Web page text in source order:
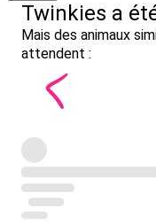
Twinkies a
Mais des animaux
attendent :